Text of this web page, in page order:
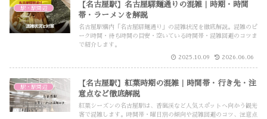
駅・駅周辺
【名古屋駅】名古屋驛麺通りの混雑｜時期・時間
帯・ラーメンを解説
名古屋駅構内「名古屋驛麺通り」の混雑状況を徹底解説。混雑のピ
ーク時間・待ち時間の目安・空いている時間帯・混雑回避のコツま
で紹介します。
2025.10.09 2026.06.06
駅・駅周辺
【名古屋駅】紅葉時期の混雑｜時間帯・行き先・注
意点など徹底解説
紅葉シーズンの名古屋駅は、香嵐渓など人気スポットへ向かう観光
客で混雑します。時間帯・曜日別の傾向や混雑回避のコツ、注意点